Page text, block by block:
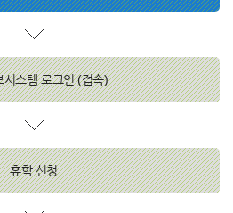
시스템 로그인 (접속)
휴학 신청